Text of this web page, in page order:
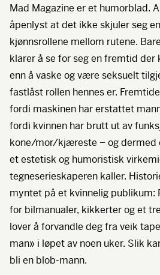
Mad Magazine er et humorblad.
åpenlyst at det ikke skjuler seg
kjønnsrollene mellom rutene.
klarer å se for seg en fremtid der
enn å vaske og være seksuelt
fastlåst rollen hennes er.
fordi maskinen har erstattet
fordi kvinnen har brutt ut av
kone/mor/kjæreste – og dermed
et estetisk og humoristisk
tegneserieskaperen kaller.
myntet på et kvinnelig publikum:
for bilmanualer, kikkerter og et
lover å forvandle deg fra veik
man» i løpet av noen uker. Slik
bli en blob-mann.